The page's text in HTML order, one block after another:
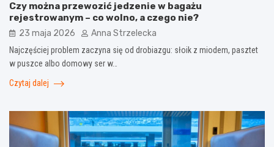
Czy można przewozić jedzenie w bagażu
rejestrowanym – co wolno, a czego nie?
23 maja 2026 Anna Strzelecka
Najczęściej problem zaczyna się od drobiazgu: słoik z miodem, pasztet
w puszce albo domowy ser w…
Czytaj dalej